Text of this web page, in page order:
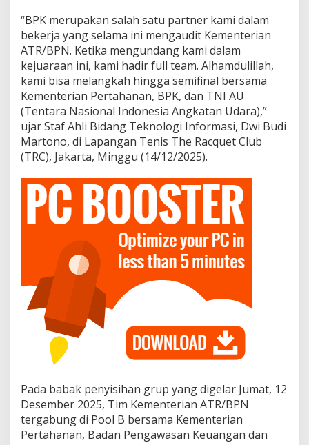
“BPK merupakan salah satu partner kami dalam
bekerja yang selama ini mengaudit Kementerian
ATR/BPN. Ketika mengundang kami dalam
kejuaraan ini, kami hadir full team. Alhamdulillah,
kami bisa melangkah hingga semifinal bersama
Kementerian Pertahanan, BPK, dan TNI AU
(Tentara Nasional Indonesia Angkatan Udara),”
ujar Staf Ahli Bidang Teknologi Informasi, Dwi Budi
Martono, di Lapangan Tenis The Racquet Club
(TRC), Jakarta, Minggu (14/12/2025).
Pada babak penyisihan grup yang digelar Jumat, 12
Desember 2025, Tim Kementerian ATR/BPN
tergabung di Pool B bersama Kementerian
Pertahanan, Badan Pengawasan Keuangan dan